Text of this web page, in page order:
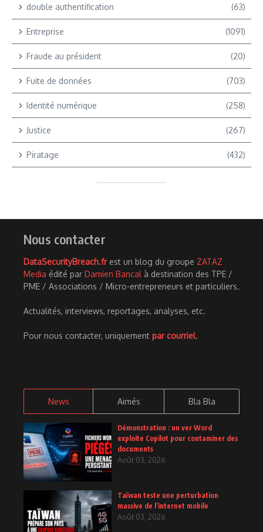
double authentification (63)
Entreprise (1091)
Fraude au président (20)
Fuite de données (703)
Identité numérique (258)
Justice (267)
Piratage (432)
Nous contacter
DataSecurityBreach.frest un blog du groupe ZATAZ
Media édité par Damien Bancal à destination des TPE /
PME / Associations / Micro-entrepreneurs et particuliers.
Actualités, interviews, reportages, analyses, etc.
Pour nous contacter, uniquement par courriel.
News Aimés Bla Bla
Démonstration : un ver Word
exploite Copilot pour contaminer des
documents
Août 03, 2026
Taïwan teste une perturbation
massive de l’internet mobile
Août 03, 2026